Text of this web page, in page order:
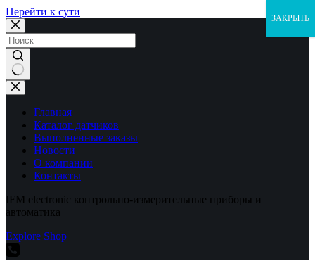
Перейти к сути
Ничего
не
найденоГлавная
Каталог датчиков
Выполненные заказы
Новости
О компании
Контакты
IFM electronic контрольно-измерительные приборы и
автоматика
Explore Shop
ЗАКРЫТЬ